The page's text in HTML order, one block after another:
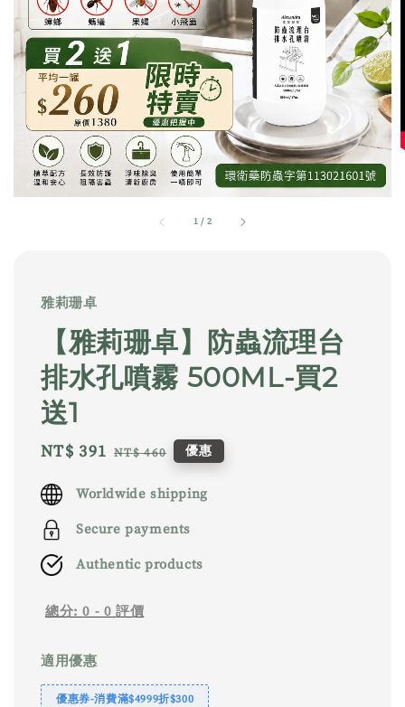
1 / 2
雅莉珊卓
【雅莉珊卓】防蟲流理台
排水孔噴霧 500ML-買2
送1
Sale
NT$ 391 Regular
NT$ 460 優惠
Worldwide shipping
Secure payments
Authentic products
總分:0 - 0 評價
適用優惠
優惠券-消費滿$4999折$300